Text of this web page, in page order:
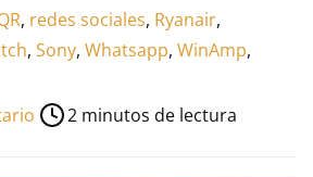
, redes sociales, Ryanair,
, Sony, Whatsapp, WinAmp,
en 2 minutos de lectura